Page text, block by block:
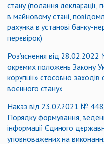
стану (подання декларації,
в майновому стані,
рахунка в установі банку-
перевірок)
Роз’яснення від
окремих положень Закону
корупції» стосовно
воєнного стану»
Наказ від 23.07.2021 №
Порядку формування,
інформації Єдиного
уповноважених на